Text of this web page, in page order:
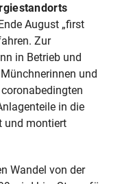
August „first
Zur
in Betrieb und
und
in die
und montiert
Wandel von der